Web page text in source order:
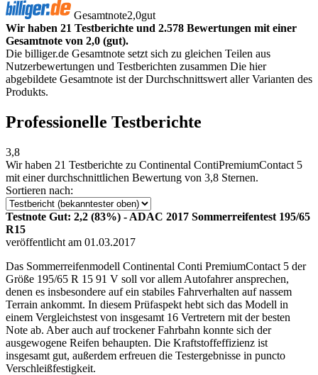
Gesamtnote2,0gut
Wir haben 21 Testberichte und 2.578 Bewertungen mit einer
Gesamtnote von 2,0 (gut).
Die billiger.de Gesamtnote setzt sich zu gleichen Teilen aus
Nutzerbewertungen und Testberichten zusammen Die hier
abgebildete Gesamtnote ist der Durchschnittswert aller Varianten des
Produkts.
Professionelle Testberichte
3,8
Wir haben 21 Testberichte zu Continental ContiPremiumContact 5
mit einer durchschnittlichen Bewertung von 3,8 Sternen.
Sortieren nach:
Testnote Gut: 2,2 (83%) - ADAC 2017 Sommerreifentest 195/65
R15
veröffentlicht am 01.03.2017
Das Sommerreifenmodell Continental Conti PremiumContact 5 der
Größe 195/65 R 15 91 V soll vor allem Autofahrer ansprechen,
denen es insbesondere auf ein stabiles Fahrverhalten auf nassem
Terrain ankommt. In diesem Prüfaspekt hebt sich das Modell in
einem Vergleichstest von insgesamt 16 Vertretern mit der besten
Note ab. Aber auch auf trockener Fahrbahn konnte sich der
ausgewogene Reifen behaupten. Die Kraftstoffeffizienz ist
insgesamt gut, außerdem erfreuen die Testergebnisse in puncto
Verschleißfestigkeit.